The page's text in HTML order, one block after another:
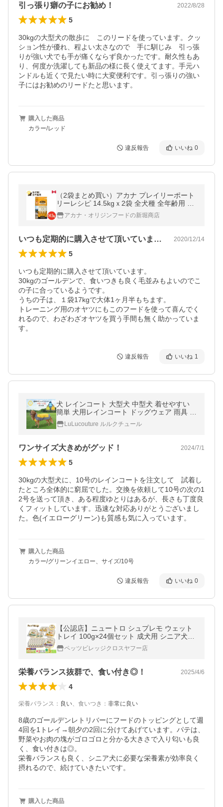
引っ張り癖の子にお勧め！ 2022/8/28
5
30kgの大型犬の散歩に　このリードを使っています。クッ
ション性が優れ、程よい太さなので　手に馴じみ　引っ張
りが強い犬でも手が痛くならず良かったです。耐久性もあ
り、何度か洗濯しても新品の様に長く使えてます。手元ハ
ンドルも近くで見たい時に大変便利です。引っ張りの強い
子にはお勧めのリードたと思います。
購入した商品
カラー/レッド
違反報告 いいね 0
（2袋まとめ買い）アカナ プレイリーポート
リーレシピ 14.5kgｘ2袋 全犬種 全年齢用 ブ
リーダーパック ドッグフード 多頭飼い 小分
け保存不可 賞味期限2027.8月
アカナ・オリジンフードの新堀商店
いつも定期的に購入させて頂いています。… 2020/12/14
5
いつも定期的に購入させて頂いています。
30kgのゴールデンで、食いつきも良く毛並みもよいのでこ
の子に合っているようです。
うちの子は、１袋17kgで大体1ヶ月半もちます。
トレーニング用のオヤツにもこのフードを使って喜んでく
れるので、わざわざオヤツを買う手間も無く助かっていま
す。
違反報告 いいね 1
犬 レインコート 大型犬 中型犬 着せやすい
簡単 犬用レインコート ドッグウェア 雨具 犬
のカッパ いぬ 犬の服 袖 アウトドア 防水 梅
雨 雪 送料無料
LuLucouture ルルクチュール
ワンサイズ大きめがグッド！ 2024/7/1
5
30kgの大型犬に、10号のレインコートを注文して　試着し
たところ全体的に窮屈でした。交換を依頼して10号の次の1
2号を送って頂き、ある程度ゆとりはあるが、長さも丁度良
くフィットしています。迅速な対応ありがとうございまし
購入した商品
カラー/グリーンイエロー、サイズ/10号
違反報告 いいね 0
【公認店】ニュートロ シュプレモ ウェット
トレイ 100g×24個セット 成犬用 シニア犬用
子犬用 成犬 ウェットフード ニュートロシュ
プレモ Nutro Supremo
ペッツビレッジクロスヤフー店
栄養バランス抜群で、食い付き◎！ 2025/4/6
4
栄養バランス ： 良い、 食いつき ： 非常に良い
8歳のゴールデンレトリバーにフードのトッピングとして週
4回を1トレイ→朝夕の2回に分けてあげています。パテは、
野菜やお肉の塊がゴロゴロと分かる大きさで入り匂いも良
く、食い付きは◎。
栄養バランスも良く、シニア犬に必要な栄養素が効率良く
購入した商品